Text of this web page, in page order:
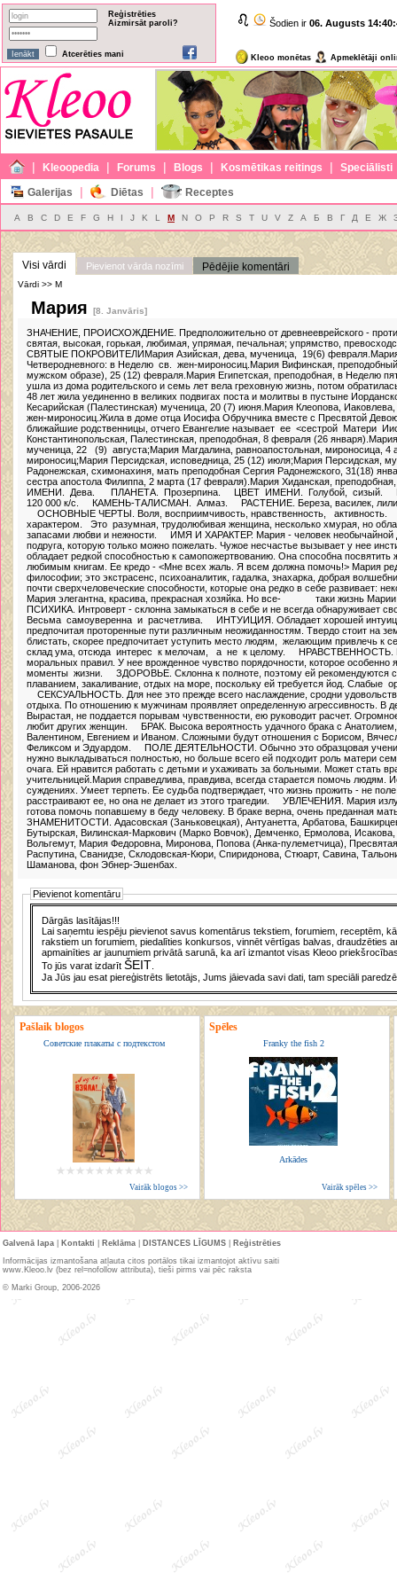
Reģistrēties
Aizmirsāt paroli?
Atcerēties mani
Šodien ir 06. Augusts
Kleoo monētas Apmeklētāji
| Kleoopedia | Forums | Blogs | Kosmētikas reitings | Speciālisti
Galerijas | Diētas | Receptes
A B C D E F G H I J K L M N O P R S T U V Z А Б В Г Д Е Ж
Visi vārdi Pievienot vārda nozīmi Pēdējie komentāri
Vārdi >> M
Мария [8. Janvāris]
ЗНАЧЕНИЕ, ПРОИСХОЖДЕНИЕ. Предположительно от древнееврейского -
святая, высокая, горькая, любимая, упрямая, печальная; упрямство,
СВЯТЫЕ ПОКРОВИТЕЛИМария Азийская, дева, мученица, 19(6) февраля.Мария
Четверодневного: в Неделю св. жен-мироносиц.Мария Вифинская,
мужском образе), 25 (12) февраля.Мария Египетская, преподобная, в Неделю
ушла из дома родительского и семь лет вела греховную жизнь, потом
48 лет жила уединенно в великих подвигах поста и молитвы в пустыне
Кесарийская (Палестинская) мученица, 20 (7) июня.Мария Клеопова,
жен-мироносиц.Жила в доме отца Иосифа Обручника вместе с Пресвятой
ближайшие родственницы, отчего Евангелие называет ее <сестрой Матери
Константинопольская, Палестинская, преподобная, 8 февраля (26
мученица, 22 (9) августа;Мария Магдалина, равноапостольная, мироносица,
мироносиц;Мария Персидская, исповедница, 25 (12) июля;Мария Персидская,
Радонежская, схимонахиня, мать преподобная Сергия Радонежского, 31(18)
сестра апостола Филиппа, 2 марта (17 февраля).Мария Хиданская,
ИМЕНИ. Дева. ПЛАНЕТА. Прозерпина. ЦВЕТ ИМЕНИ. Голубой,
120 000 к/с. КАМЕНЬ-ТАЛИСМАН. Алмаз. РАСТЕНИЕ. Береза, василек,
ОСНОВНЫЕ ЧЕРТЫ. Воля, восприимчивость, нравственность,
характером. Это разумная, трудолюбивая женщина, несколько хмурая,
запасами любви и нежности. ИМЯ И ХАРАКТЕР. Мария - человек необычайной
подруга, которую только можно пожелать. Чужое несчастье вызывает у нее
обладает редкой способностью к самопожертвованию. Она способна
любимым книгам. Ее кредо - <Мне всех жаль. Я всем должна помочь!> Мария
философии; это экстрасенс, психоаналитик, гадалка, знахарка, добрая
почти сверхчеловеческие способности, которые она редко в себе развивает:
Мария элегантна, красива, прекрасная хозяйка. Но все- таки жизнь
ПСИХИКА. Интроверт - склонна замыкаться в себе и не всегда обнаруживает
Весьма самоуверенна и расчетлива. ИНТУИЦИЯ. Обладает хорошей
предпочитая проторенные пути различным неожиданностям. Твердо стоит
блистать, скорее предпочитает уступить место людям, желающим привлечь к
склад ума, отсюда интерес к мелочам, а не к целому. НРАВСТВЕННОСТЬ.
моральных правил. У нее врожденное чувство порядочности, которое
моменты жизни. ЗДОРОВЬЕ. Склонна к полноте, поэтому ей рекомендуются
плаванием, закаливание, отдых на море, поскольку ей требуется йод. Слабые
СЕКСУАЛЬНОСТЬ. Для нее это прежде всего наслаждение, сродни
отдыха. По отношению к мужчинам проявляет определенную агрессивность. В
Вырастая, не поддается порывам чувственности, ею руководит расчет.
любит других женщин. БРАК. Высока вероятность удачного брака с
Валентином, Евгением и Иваном. Сложными будут отношения с Борисом,
Феликсом и Эдуардом. ПОЛЕ ДЕЯТЕЛЬНОСТИ. Обычно это образцовая
нужно выкладываться полностью, но больше всего ей подходит роль матери
очага. Ей нравится работать с детьми и ухаживать за больными. Может стать
учительницей.Мария справедлива, правдива, всегда старается помочь людям.
суждениях. Умеет терпеть. Ее судьба подтверждает, что жизнь прожить - не
расстраивают ее, но она не делает из этого трагедии. УВЛЕЧЕНИЯ. Мария
готова помочь попавшему в беду человеку. В браке верна, очень преданная
ЗНАМЕНИТОСТИ. Адасовская (Заньковецкая), Антуанетта, Арбатова,
Бутырская, Вилинская-Маркович (Марко Вовчок), Демченко, Ермолова, Исакова,
Вольгемут, Мария Федоровна, Миронова, Попова (Анка-пулеметчица),
Распутина, Сванидзе, Склодовская-Кюри, Спиридонова, Стюарт, Савина,
Шаманова, фон Эбнер-Эшенбах.
Pievienot komentāru
Dārgās lasītājas!!!
Lai saņemtu iespēju pievienot savus komentārus tekstiem, forumiem, receptēm,
rakstiem un forumiem, piedalīties konkursos, vinnēt vērtīgas balvas, draudzēties
apmainīties ar jaunumiem privātā sarunā, ka arī izmantot visas Kleoo
To jūs varat izdarītŠEIT
Ja Jūs jau esat piereģistrēts lietotājs, Jums jāievada savi dati, tam speciāli
Pašlaik blogos
Советские плакаты с подтекстом
Vairāk blogos >>
Spēles
Franky the fish 2
Arkādes
Vairāk spēles >>
Galvenā lapa Kontakti Reklāma DISTANCES LĪGUMS
Reģistrēties
Informācijas izmantošana atļauta citos portālos tikai izmantojot aktīvu saiti
www.Kleoo.lv (bez rel=nofollow attributa), tieši pirms vai pēc raksta
© Marki Group, 2006-2026